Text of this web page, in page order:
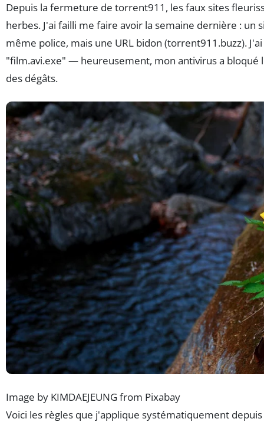
Depuis la fermeture de torrent911, les faux sites
herbes. J'ai failli me faire avoir la semaine dernière : un
même police, mais une URL bidon (torrent911.buzz).
"film.avi.exe" — heureusement, mon antivirus a bloqué
des dégâts.
Image by KIMDAEJEUNG from Pixabay
Voici les règles que j'applique systématiquement